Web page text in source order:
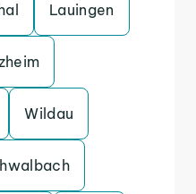
Lauingen
Wildau